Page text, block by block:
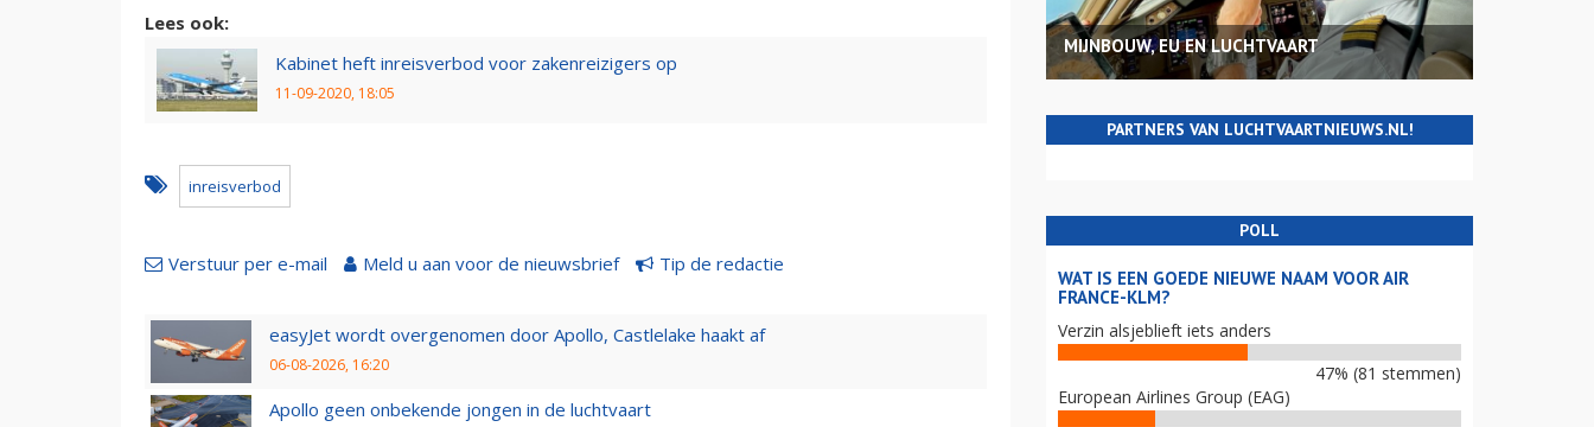
Lees ook:
Kabinet heft inreisverbod voor zakenreizigers op
11-09-2020, 18:05
inreisverbod
Verstuur per e-mail Meld u aan voor de nieuwsbrief Tip de redactie
easyJet wordt overgenomen door Apollo, Castlelake haakt af
06-08-2026, 16:20
Apollo geen onbekende jongen in de luchtvaart
MIJNBOUW, EU EN LUCHTVAART
PARTNERS VAN LUCHTVAARTNIEUWS.NL!
POLL
WAT IS EEN GOEDE NIEUWE NAAM VOOR AIR
FRANCE-KLM?
Verzin alsjeblieft iets anders
47% (81 stemmen)
European Airlines Group (EAG)